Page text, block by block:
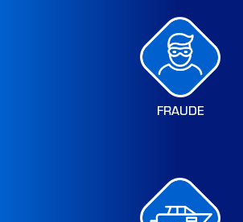
FRAUDE